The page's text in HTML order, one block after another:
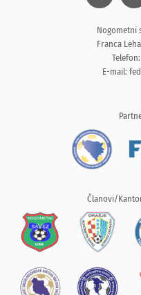
Nogometni
Franca
E-mail:
Članovi/